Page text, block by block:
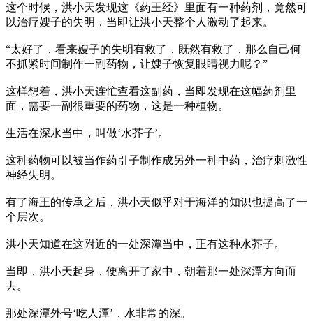
这个时候，洪小天发现这《药王经》里面有一种药剂，竟然可
以治疗嫂子的失明，当即让洪小天整个人激动了起来。
“太好了，看来嫂子的失明有救了，既然有救了，那么自己何
不抓紧时间制作一副药物，让嫂子恢复眼睛视力呢？”
这样想着，洪小天连忙查看这副药，当即发现在这幅药剂里
面，需要一副很重要的药物，这是一种植物。
生活在深水当中，叫做‘水芥子’。
这种药物可以被当作药引子制作成另外一种中药，治疗刺激性
神经失明。
有了海王的传承之后，洪小天似乎对于海洋的知识也提高了一
个层次。
洪小天知道在这附近的一处深潭当中，正有这种水芥子。
当即，洪小天起身，便离开了家中，朝着那一处深潭方向而
去。
那处深潭外号‘吃人潭’，水非常的深。